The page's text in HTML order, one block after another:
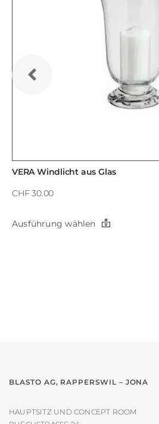
VERA Windlicht aus Glas
CHF 30.00
Ausführung wählen
Dieses
BLASTO AG, RAPPERSWIL – JONA
HAUPTSITZ UND CONCEPT ROOM